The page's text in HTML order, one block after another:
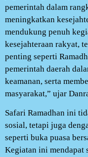
pemerintah dalam
meningkatkan
mendukung penuh
kesejahteraan rakyat,
penting seperti
pemerintah daerah
keamanan, serta
masyarakat,” ujar
Safari Ramadhan ini
sosial, tetapi juga
seperti buka puasa
Kegiatan ini mendapat